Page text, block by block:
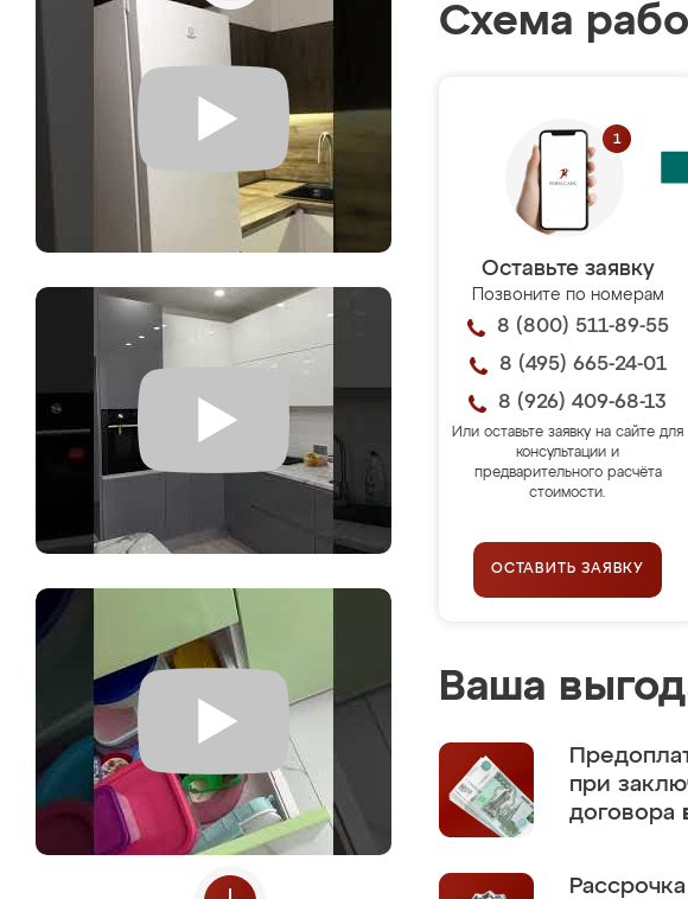
Схема
Оставьте заявку
Позвоните по номерам
8 (800) 511-89-55
8 (495) 665-24-01
8 (926) 409-68-13
Или оставьте заявку на сайте для
консультации и
предварительного расчёта
стоимости.
ОСТАВИТЬ ЗАЯВКУ
Ваша
при
договора
Рассрочка